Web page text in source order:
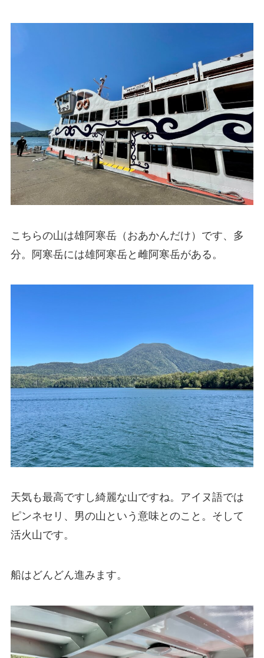
こちらの山は雄阿寒岳（おあかんだけ）です、多
分。阿寒岳には雄阿寒岳と雌阿寒岳がある。
天気も最高ですし綺麗な山ですね。アイヌ語では
ピンネセリ、男の山という意味とのこと。そして
活火山です。
船はどんどん進みます。